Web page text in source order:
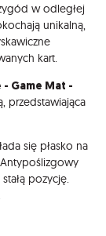
w odległej
unikalną,
kart.
Game Mat -
przedstawiająca
się płasko na
pozycję.